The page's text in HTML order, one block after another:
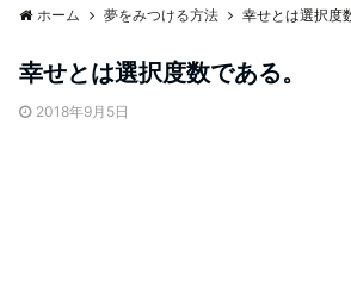
ホーム 夢をみつける方法 幸せとは選択度
幸せとは選択度数である。
2018年9月5日